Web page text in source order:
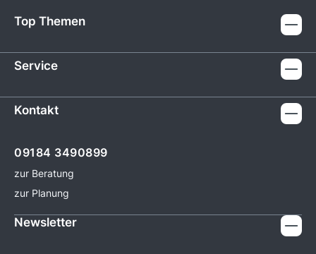
Top Themen
Service
Kontakt
09184 3490899
zur Beratung
zur Planung
Newsletter